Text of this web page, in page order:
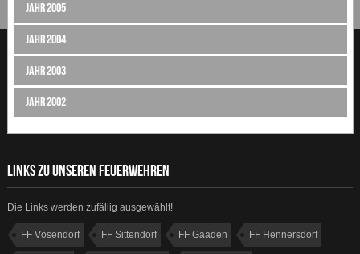
Jahr 2005
Jahr 2004
Jahr 2003
Jahr 2002
LINKS ZU UNSEREN FEUERWEHREN
Die Links werden zufällig ausgewählt!
FF Vösendorf FF Sittendorf FF Gaaden FF Hennersdorf